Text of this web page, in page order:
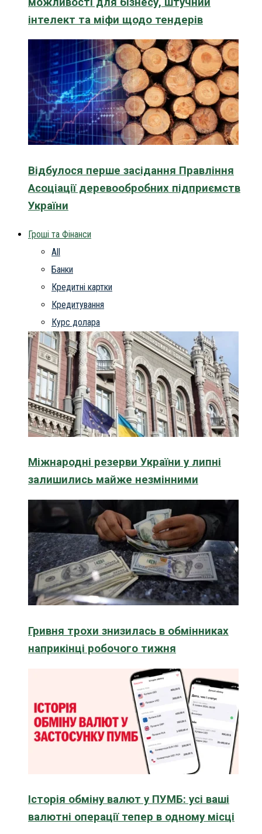
інтелект та міфи щодо тендерів
Відбулося перше засідання Правління
Асоціації деревообробних підприємств
України
Гроші та Фінанси
All
Банки
Кредитні картки
Кредитування
Курс долара
Міжнародні резерви України у липні
залишились майже незмінними
Гривня трохи знизилась в обмінниках
наприкінці робочого тижня
Історія обміну валют у ПУМБ: усі ваші
валютні операції тепер в одному місці